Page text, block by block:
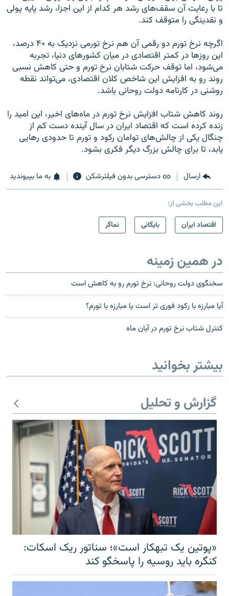
تا با رعایت آن سقف‌های رشد هر کدام از این اجزا، رشد پایه پولی
و نقدینگی را متوقف کند.
اگرچه نرخ تورم دو رقمی آن هم نرخ تورمی نزدیک به ۴۰ درصد،
این روزها در کمتر اقتصادی در میان کشورهای دنیا، تجربه
می‌شود، اما توقف حرکت شتابان نرخ تورم و حتی کاهش نسبی
روند رو به افزایش این شاخص کلان اقتصادی، می‌تواند نقطه
روشنی در کارنامه دولت روحانی باشد.
روند کاهش شتاب افزایش نرخ تورم در ماه‌های اخیر، این امید را
زنده کرده است که اقتصاد ایران در سال آینده دست کم از
چنگال یکی از چالش‌های توامان رکود و تورم تا حدودی رهایی
یابد، تا برای چالش بزرگ دیگر فکری بشود.
ارسال دسترسی بدون فیلترشکن به ما بپیوندید
این مطلب بخشی از:
اقتصاد ایران
بایگانی نماگر
در همین زمینه
سخنگوی دولت روحانی: نرخ تورم رو به کاهش است
آيا مبارزه با رکود فوری تر است يا مبارزه با تورم؟
کنترل شتاب نرخ تورم در آبان ماه
بیشتر بخوانید
گزارش و تحلیل
«پوتین یک تبهکار است»؛ سناتور ریک اسکات:
کنگره باید روسیه را پاسخگو کند